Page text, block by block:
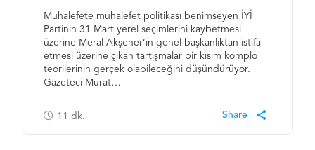
Muhalefete muhalefet politikası benimseyen İYİ
Partinin 31 Mart yerel seçimlerini kaybetmesi
üzerine Meral Akşener’in genel başkanlıktan istifa
etmesi üzerine çıkan tartışmalar bir kısım komplo
teorilerinin gerçek olabileceğini düşündürüyor.
Gazeteci Murat…
11 dk.